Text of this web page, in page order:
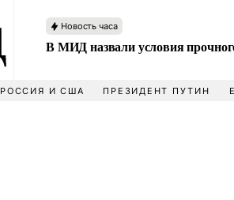
Новость часа
В МИД назвали условия
РОССИЯ И США ПРЕЗИДЕНТ ПУТИН